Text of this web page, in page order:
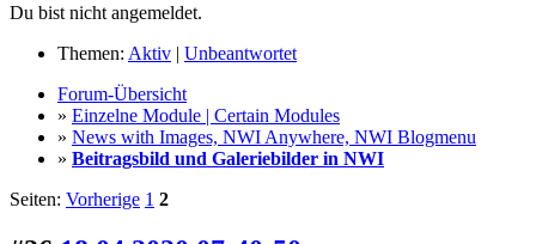
Du bist nicht angemeldet.
Themen: Aktiv | Unbeantwortet
Forum-Übersicht
» Einzelne Module | Certain Modules
» News with Images, NWI Anywhere, NWI Blogmenu
» Beitragsbild und Galeriebilder in NWI
Seiten: Vorherige 1 2